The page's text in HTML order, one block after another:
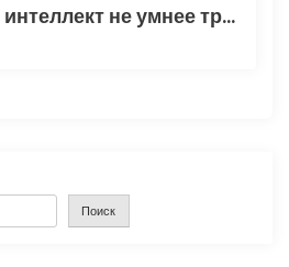
Искусственный интеллект не умнее трехлетнего ребенка
Поиск